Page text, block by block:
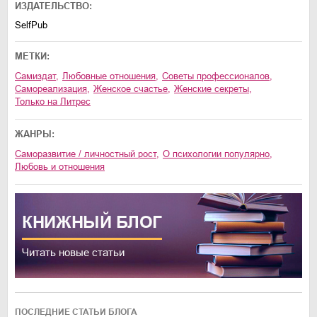
ИЗДАТЕЛЬСТВО:
SelfPub
МЕТКИ:
Самиздат, любовные отношения, советы профессионалов,
самореализация, женское счастье, женские секреты,
только на Литрес
ЖАНРЫ:
саморазвитие / личностный рост, о психологии популярно,
любовь и отношения
КНИЖНЫЙ БЛОГ
Читать новые статьи
ПОСЛЕДНИЕ СТАТЬИ БЛОГА